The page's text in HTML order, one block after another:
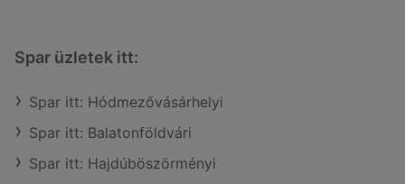
Spar üzletek itt:
Spar itt: Hódmezővásárhelyi
Spar itt: Balatonföldvári
Spar itt: Hajdúböszörményi